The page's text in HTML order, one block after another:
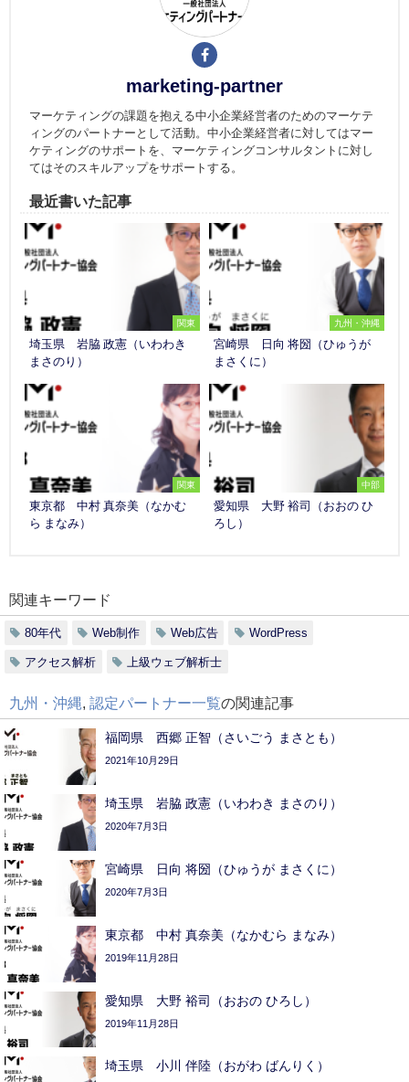
marketing-partner
マーケティングの課題を抱える中小企業経営者のためのマーケテ
ィングのパートナーとして活動。中小企業経営者に対してはマー
ケティングのサポートを、マーケティングコンサルタントに対し
てはそのスキルアップをサポートする。
最近書いた記事
関東
埼玉県 岩脇 政憲（いわわき
まさのり）
九州・沖縄
宮崎県 日向 将圀（ひゅうが
まさくに）
関東
東京都 中村 真奈美（なかむ
ら まなみ）
中部
愛知県 大野 裕司（おおの ひ
ろし）
関連キーワード
80年代 Web制作 Web広告 WordPress
アクセス解析 上級ウェブ解析士
九州・沖縄, 認定パートナー一覧の関連記事
福岡県 西郷 正智（さいごう まさとも）
2021年10月29日
埼玉県 岩脇 政憲（いわわき まさのり）
2020年7月3日
宮崎県 日向 将圀（ひゅうが まさくに）
2020年7月3日
東京都 中村 真奈美（なかむら まなみ）
2019年11月28日
愛知県 大野 裕司（おおの ひろし）
2019年11月28日
埼玉県 小川 伴陸（おがわ ばんりく）